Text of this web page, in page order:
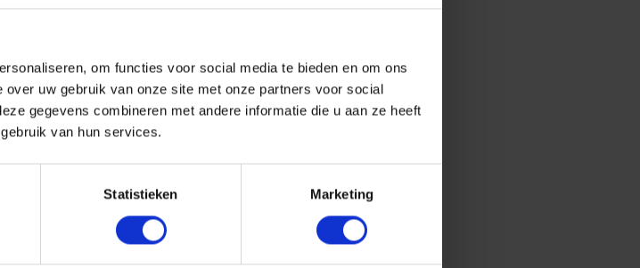
om functies voor social media te bieden en om ons
uw gebruik van onze site met onze partners voor social
gegevens combineren met andere informatie die u aan ze heeft
van hun services.
Statistieken Marketing
Slotoog EV op grondplaat
Niet op voorraad, levertijd 1 tot meerdere
werkdagen